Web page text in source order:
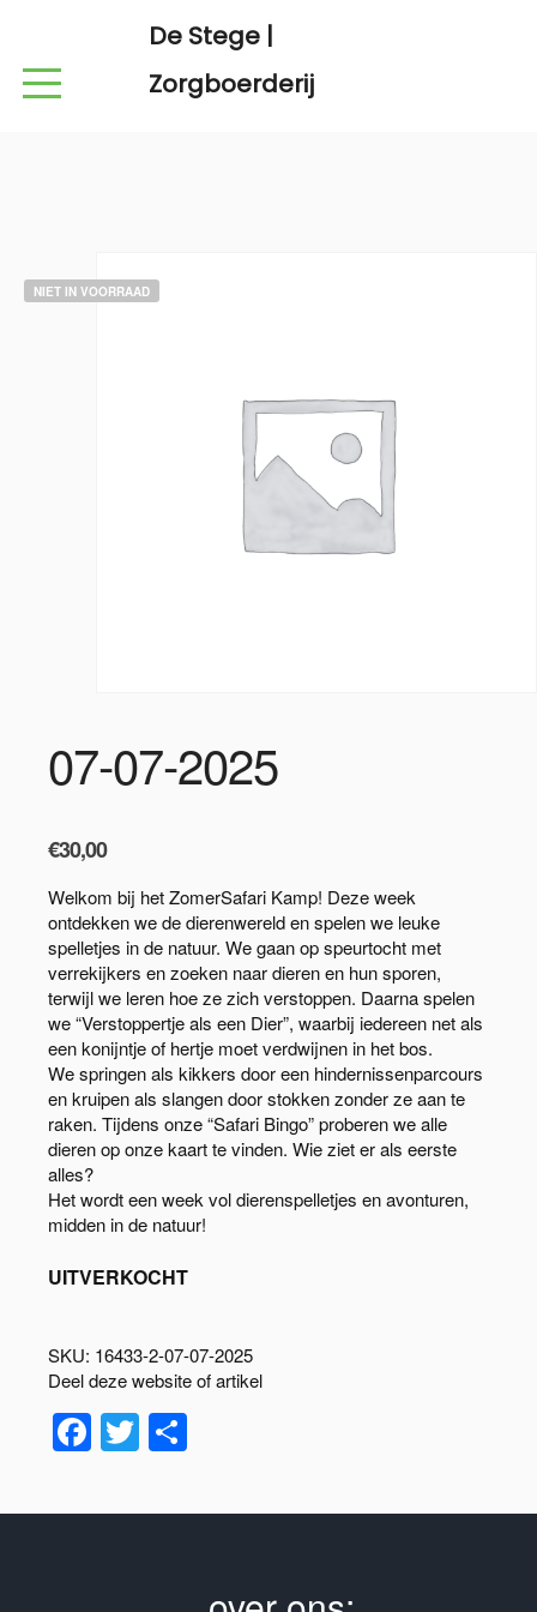
De Stege |
Zorgboerderij
NIET IN VOORRAAD
07-07-2025
€30,00
Welkom bij het ZomerSafari Kamp! Deze week
ontdekken we de dierenwereld en spelen we leuke
spelletjes in de natuur. We gaan op speurtocht met
verrekijkers en zoeken naar dieren en hun sporen,
terwijl we leren hoe ze zich verstoppen. Daarna spelen
we “Verstoppertje als een Dier”, waarbij iedereen net als
een konijntje of hertje moet verdwijnen in het bos.
We springen als kikkers door een hindernissenparcours
en kruipen als slangen door stokken zonder ze aan te
raken. Tijdens onze “Safari Bingo” proberen we alle
dieren op onze kaart te vinden. Wie ziet er als eerste
alles?
Het wordt een week vol dierenspelletjes en avonturen,
midden in de natuur!
UITVERKOCHT
SKU: 16433-2-07-07-2025
Deel deze website of artikel
Facebook
Twitter